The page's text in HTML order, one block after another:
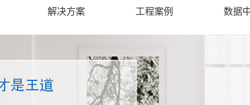
解决方案 工程案例 数据